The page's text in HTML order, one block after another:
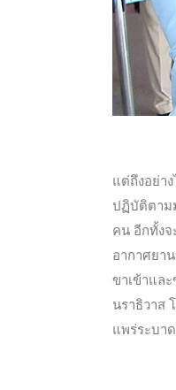
แต่ถึงอย่า
ปฏิบัติตาม
คน อีกทั้งจ
อากาศยา
ขาเข้าแล
นราธิวาส
แพร่ระบา